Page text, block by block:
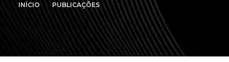
INÍCIO PUBLICAÇÕES